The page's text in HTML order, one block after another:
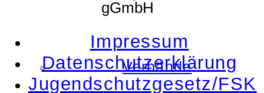
Verbände
gGmbH
Impressum
Datenschutzerklärung
Jugendschutzgesetz/FSK